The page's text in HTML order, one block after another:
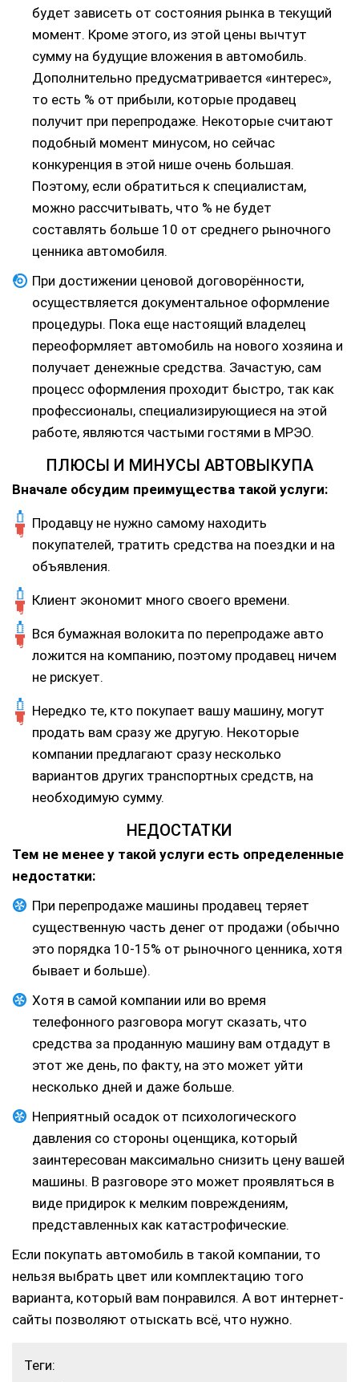
будет зависеть от состояния рынка в текущий
момент. Кроме этого, из этой цены вычтут
сумму на будущие вложения в автомобиль.
Дополнительно предусматривается «интерес»,
то есть % от прибыли, которые продавец
получит при перепродаже. Некоторые считают
подобный момент минусом, но сейчас
конкуренция в этой нише очень большая.
Поэтому, если обратиться к специалистам,
можно рассчитывать, что % не будет
составлять больше 10 от среднего рыночного
ценника автомобиля.
При достижении ценовой договорённости,
осуществляется документальное оформление
процедуры. Пока еще настоящий владелец
переоформляет автомобиль на нового хозяина и
получает денежные средства. Зачастую, сам
процесс оформления проходит быстро, так как
профессионалы, специализирующиеся на этой
работе, являются частыми гостями в МРЭО.
ПЛЮСЫ И МИНУСЫ АВТОВЫКУПА
Вначале обсудим преимущества такой услуги:
Продавцу не нужно самому находить
покупателей, тратить средства на поездки и на
объявления.
Клиент экономит много своего времени.
Вся бумажная волокита по перепродаже авто
ложится на компанию, поэтому продавец ничем
не рискует.
Нередко те, кто покупает вашу машину, могут
продать вам сразу же другую. Некоторые
компании предлагают сразу несколько
вариантов других транспортных средств, на
необходимую сумму.
НЕДОСТАТКИ
Тем не менее у такой услуги есть определенные
недостатки:
При перепродаже машины продавец теряет
существенную часть денег от продажи (обычно
это порядка 10-15% от рыночного ценника, хотя
бывает и больше).
Хотя в самой компании или во время
телефонного разговора могут сказать, что
средства за проданную машину вам отдадут в
этот же день, по факту, на это может уйти
несколько дней и даже больше.
Неприятный осадок от психологического
давления со стороны оценщика, который
заинтересован максимально снизить цену вашей
машины. В разговоре это может проявляться в
виде придирок к мелким повреждениям,
представленных как катастрофические.
Если покупать автомобиль в такой компании, то
нельзя выбрать цвет или комплектацию того
варианта, который вам понравился. А вот интернет-
сайты позволяют отыскать всё, что нужно.
Теги: